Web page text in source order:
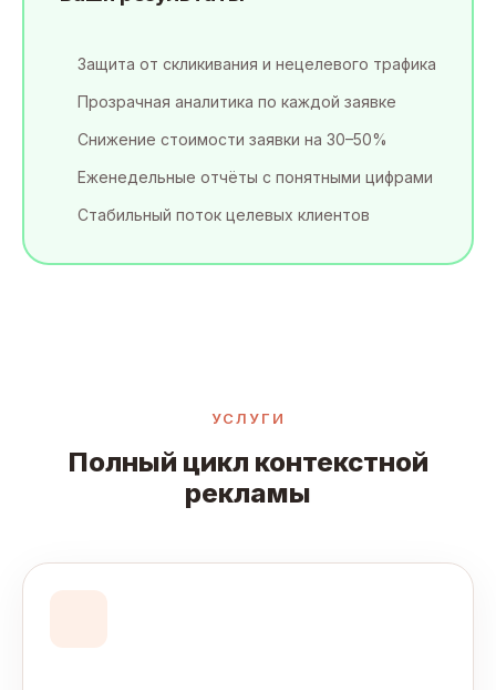
Защита от скликивания и нецелевого трафика
Прозрачная аналитика по каждой заявке
Снижение стоимости заявки на 30–50%
Еженедельные отчёты с понятными цифрами
Стабильный поток целевых клиентов
УСЛУГИ
Полный цикл контекстной
рекламы